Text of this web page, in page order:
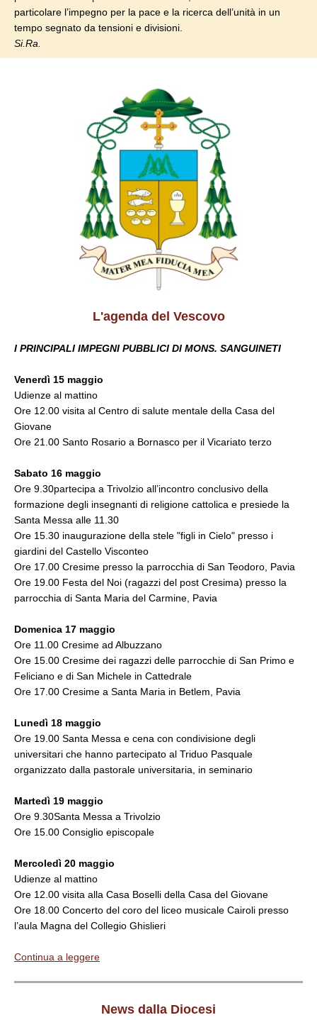
particolare l’impegno per la pace e la ricerca dell’unità in un
tempo segnato da tensioni e divisioni.
Si.Ra.
L'agenda del Vescovo
I PRINCIPALI IMPEGNI PUBBLICI DI MONS. SANGUINETI
Venerdì 15 maggio
Udienze al mattino
Ore 12.00 visita al Centro di salute mentale della Casa del
Giovane
Ore 21.00 Santo Rosario a Bornasco per il Vicariato terzo
Sabato 16 maggio
Ore 9.30partecipa a Trivolzio all’incontro conclusivo della
formazione degli insegnanti di religione cattolica e presiede la
Santa Messa alle 11.30
Ore 15.30 inaugurazione della stele "figli in Cielo" presso i
giardini del Castello Visconteo
Ore 17.00 Cresime presso la parrocchia di San Teodoro, Pavia
Ore 19.00 Festa del Noi (ragazzi del post Cresima) presso la
parrocchia di Santa Maria del Carmine, Pavia
Domenica 17 maggio
Ore 11.00 Cresime ad Albuzzano
Ore 15.00 Cresime dei ragazzi delle parrocchie di San Primo e
Feliciano e di San Michele in Cattedrale
Ore 17.00 Cresime a Santa Maria in Betlem, Pavia
Lunedì 18 maggio
Ore 19.00 Santa Messa e cena con condivisione degli
universitari che hanno partecipato al Triduo Pasquale
organizzato dalla pastorale universitaria, in seminario
Martedì 19 maggio
Ore 9.30Santa Messa a Trivolzio
Ore 15.00 Consiglio episcopale
Mercoledì 20 maggio
Udienze al mattino
Ore 12.00 visita alla Casa Boselli della Casa del Giovane
Ore 18.00 Concerto del coro del liceo musicale Cairoli presso
l’aula Magna del Collegio Ghislieri
Continua a leggere
News dalla Diocesi